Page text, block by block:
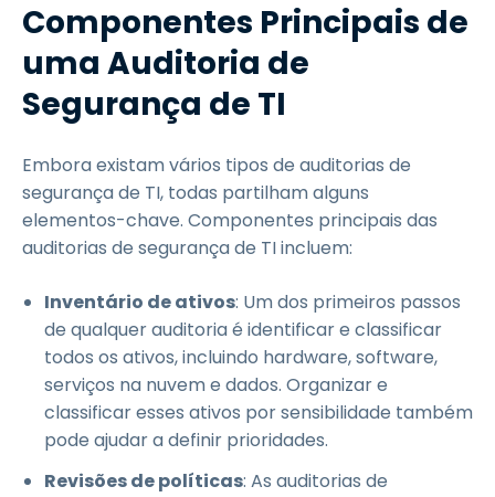
Componentes Principais de
uma Auditoria de
Segurança de TI
Embora existam vários tipos de auditorias de
segurança de TI, todas partilham alguns
elementos-chave. Componentes principais das
auditorias de segurança de TI incluem:
Inventário de ativos: Um dos primeiros passos
de qualquer auditoria é identificar e classificar
todos os ativos, incluindo hardware, software,
serviços na nuvem e dados. Organizar e
classificar esses ativos por sensibilidade também
pode ajudar a definir prioridades.
Revisões de políticas: As auditorias de